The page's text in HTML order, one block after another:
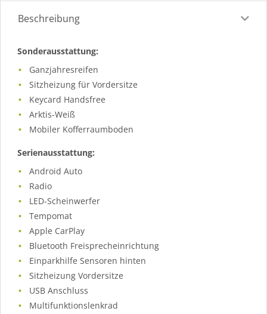
Beschreibung
Sonderausstattung:
Ganzjahresreifen
Sitzheizung für Vordersitze
Keycard Handsfree
Arktis-Weiß
Mobiler Kofferraumboden
Serienausstattung:
Android Auto
Radio
LED-Scheinwerfer
Tempomat
Apple CarPlay
Bluetooth Freisprecheinrichtung
Einparkhilfe Sensoren hinten
Sitzheizung Vordersitze
USB Anschluss
Multifunktionslenkrad